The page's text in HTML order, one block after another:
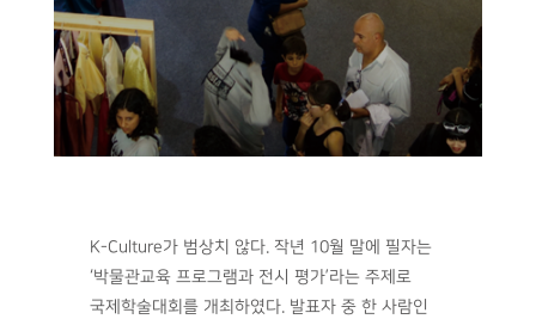
K-Culture가 범상치 않다. 작년 10월 말에 필자는
‘박물관교육 프로그램과 전시 평가’라는 주제로
국제학술대회를 개최하였다. 발표자 중 한 사람인